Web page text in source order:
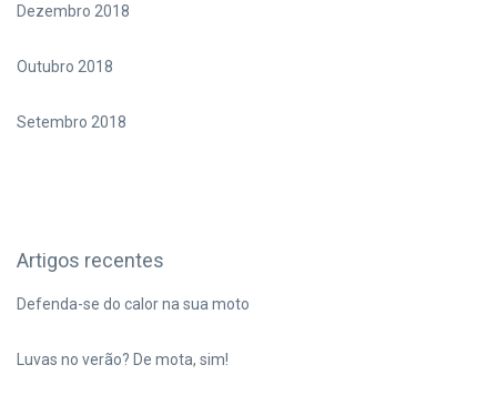
Dezembro 2018
Outubro 2018
Setembro 2018
Artigos recentes
Defenda-se do calor na sua moto
Luvas no verão? De mota, sim!